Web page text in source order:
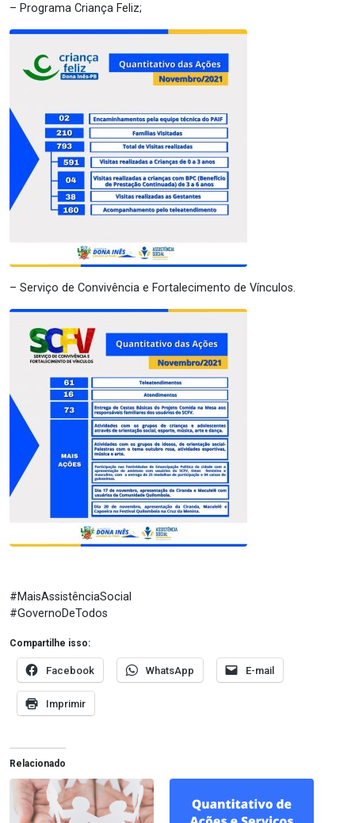
– Programa Criança Feliz;
– Serviço de Convivência e Fortalecimento de Vínculos.
#MaisAssistênciaSocial
#GovernoDeTodos
Compartilhe isso:
Facebook WhatsApp E-mail
Imprimir
Relacionado